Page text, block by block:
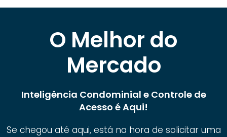
O Melhor do
Mercado
Inteligência Condominial e Controle de
Acesso é Aqui!
Se chegou até aqui, está na hora de solicitar uma